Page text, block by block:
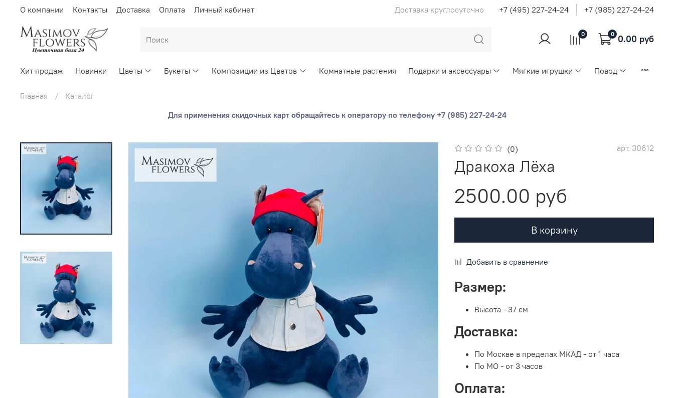
О компании Контакты Доставка Оплата Личный кабинет Доставка круглосуточно +7 (495) 227-24-24 +7 (985) 227-24-24
0 0 0.00 руб
Хит продаж Новинки Цветы Букеты Композиции из Цветов Комнатные растения Подарки и аксессуары Мягкие игрушки Повод
Главная
Каталог
Для применения скидочных карт обращайтесь к оператору по телефону +7 (985) 227-24-24
(0) арт. 30612
Дракоха Лёха
2500.00 руб
В корзину
Добавить в сравнение
Размер:
Высота - 37 см
Доставка:
По Москве в пределах МКАД - от 1 часа
По МО - от 3 часов
Оплата: